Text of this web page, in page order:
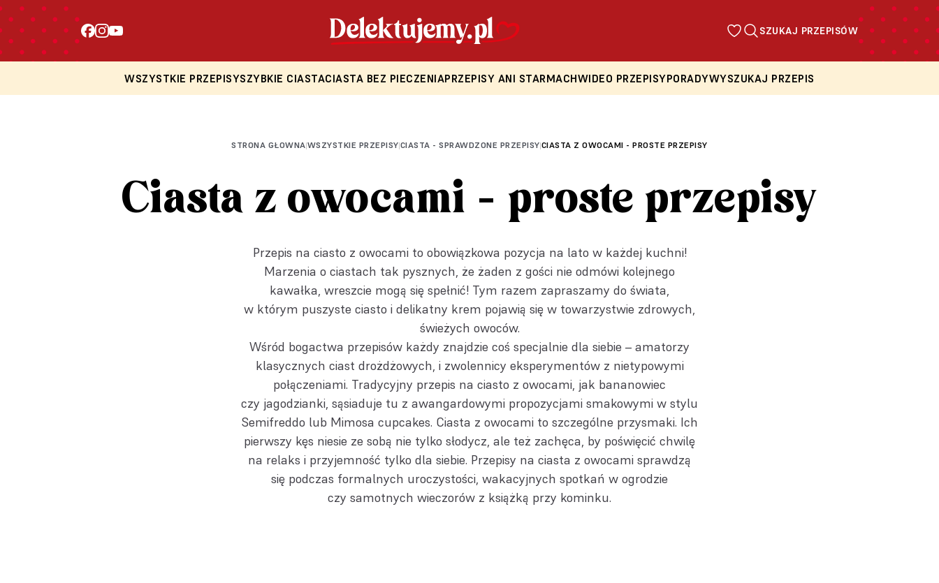
SZUKAJ PRZEPISÓW
WSZYSTKIE PRZEPISYSZYBKIE CIASTACIASTA BEZ PIECZENIAPRZEPISY ANI STARMACHWIDEO PRZEPISYPORADYWYSZUKAJ PRZEPIS
STRONA GŁOWNA|WSZYSTKIE PRZEPISY|CIASTA - SPRAWDZONE PRZEPISY|CIASTA Z OWOCAMI - PROSTE PRZEPISY
Ciasta z owocami - proste przepisy
Przepis na ciasto z owocami to obowiązkowa pozycja na lato w każdej kuchni!
Marzenia o ciastach tak pysznych, że żaden z gości nie odmówi kolejnego
kawałka, wreszcie mogą się spełnić! Tym razem zapraszamy do świata,
w którym puszyste ciasto i delikatny krem pojawią się w towarzystwie zdrowych,
świeżych owoców.
Wśród bogactwa przepisów każdy znajdzie coś specjalnie dla siebie – amatorzy
klasycznych ciast drożdżowych, i zwolennicy eksperymentów z nietypowymi
połączeniami. Tradycyjny przepis na ciasto z owocami, jak bananowiec
czy jagodzianki, sąsiaduje tu z awangardowymi propozycjami smakowymi w stylu
Semifreddo lub Mimosa cupcakes. Ciasta z owocami to szczególne przysmaki. Ich
pierwszy kęs niesie ze sobą nie tylko słodycz, ale też zachęca, by poświęcić chwilę
na relaks i przyjemność tylko dla siebie. Przepisy na ciasta z owocami sprawdzą
się podczas formalnych uroczystości, wakacyjnych spotkań w ogrodzie
czy samotnych wieczorów z książką przy kominku.
PRZEPIS OD SŁODKI TEMAT
PRZEPIS OD SŁODKI TEMAT
PRZEPIS OD SŁODKI TEMAT